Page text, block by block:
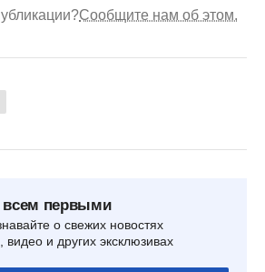
Сообщите нам об этом.
всем первыми
о свежих новостях
видео и других эксклюзивах